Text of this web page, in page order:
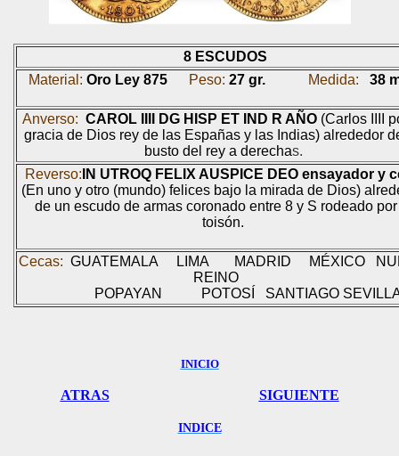
8 ESCUDOS
Material: Oro Ley 875 Peso: 27 gr. Medida: 38
Anverso: CAROL IIII DG HISP ET IND R AÑO (Carlos IIII
gracia de Dios rey de las Españas y las Indias) alrededor
busto del rey a derechas.
Reverso: IN UTROQ FELIX AUSPICE DEO ensayador y
(En uno y otro (mundo) felices bajo la mirada de Dios)
de un escudo de armas coronado entre 8 y S rodeadopor
toisón.
Cecas: GUATEMALA LIMA MADRID MÉXICO
REINO
POPAYAN
POTOSÍ SANTIAGO
INICIO
ATRAS SIGUIENTE
INDICE